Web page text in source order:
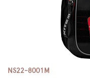
NS22-8001M